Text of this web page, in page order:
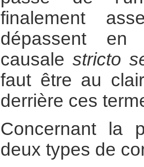
finalement
dépassent en
causalestricto
faut être au
derrière ces
Concernant la
deux types de